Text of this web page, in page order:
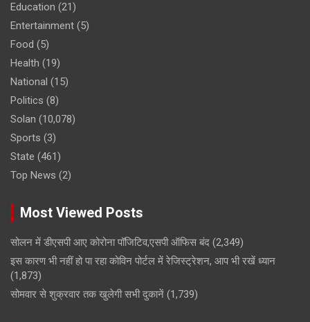
Education (21)
Entertainment (5)
Food (5)
Health (19)
National (15)
Politics (8)
Solan (10,078)
Sports (3)
State (461)
Top News (2)
Most Viewed Posts
सोलन में डीएसपी आए कोरोना पॉजिटिव,एसपी ऑफिस बंद (2,349)
इस कारण भी नहीं हो पा रहा कोविन पोर्टल में रेजिस्ट्रेशन, आप भी रखें ध्यान
(1,873)
सोमवार से शुक्रवार तक खुलेगी सभी दुकानें (1,739)